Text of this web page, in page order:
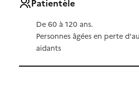
Patientèle
De 60 à 120 ans.
Personnes âgées en perte
aidants